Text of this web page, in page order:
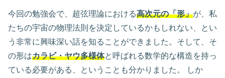
今回の勉強会で、超弦理論における高次元の「形」が、私
たちの宇宙の物理法則を決定しているかもしれない、とい
う非常に興味深い話を知ることができました。そして、そ
の形はカラビ・ヤウ多様体と呼ばれる数学的な構造を持っ
ている必要がある、ということも分かりました。 しか